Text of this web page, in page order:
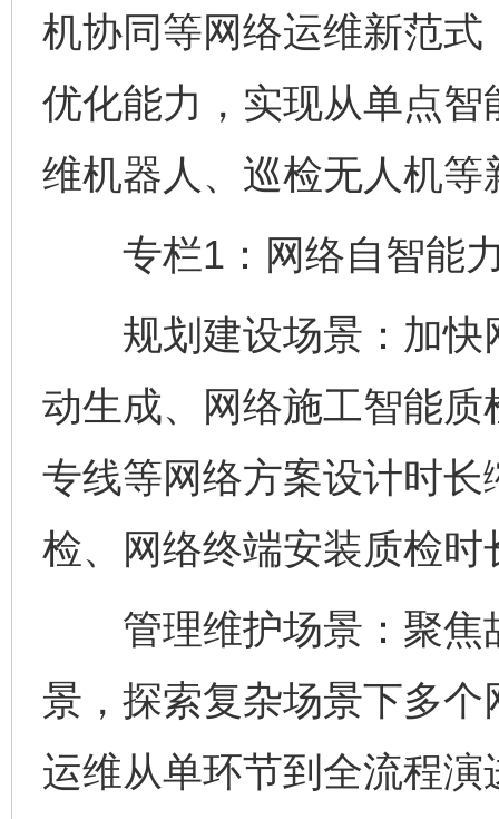
机协同等网络运维新范
优化能力，实现从单点
维机器人、巡检无人机
专栏1：网络自智能
规划建设场景：加快
动生成、网络施工智能
专线等网络方案设计时
检、网络终端安装质检
管理维护场景：聚焦
景，探索复杂场景下多
运维从单环节到全流程